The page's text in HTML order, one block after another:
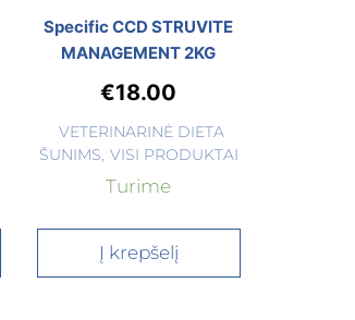
Specific CCD STRUVITE
MANAGEMENT 2KG
€18.00
VETERINARINĖ DIETA
ŠUNIMS, VISI PRODUKTAI
Turime
Į krepšelį